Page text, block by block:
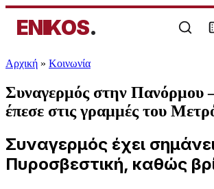
ENIKOS.
Αρχική » Κοινωνία
Συναγερμός στην Πανόρμου
έπεσε στις γραμμές του
Συναγερμός έχει
Πυροσβεστική, καθώς